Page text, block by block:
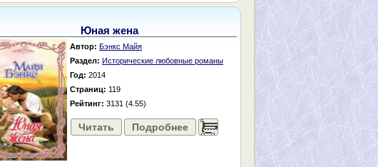
Юная жена
Автор: Бэнкс Майя
Раздел: Исторические любовные романы
Год: 2014
Страниц: 119
Рейтинг: 3131 (4.55)
Читать Подробнее ......